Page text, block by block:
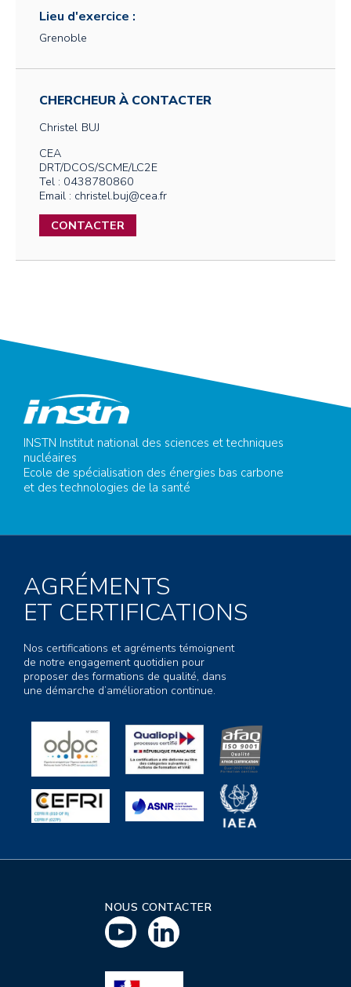
Lieu d'exercice :
Grenoble
CHERCHEUR À CONTACTER
Christel BUJ
CEA
DRT/DCOS/SCME/LC2E
Tel : 0438780860
Email : christel.buj@cea.fr
CONTACTER
INSTN Institut national des sciences et techniques
nucléaires
Ecole de spécialisation des énergies bas carbone
et des technologies de la santé
AGRÉMENTS
ET CERTIFICATIONS
Nos certifications et agréments témoignent
de notre engagement quotidien pour
proposer des formations de qualité, dans
une démarche d’amélioration continue.
NOUS CONTACTER